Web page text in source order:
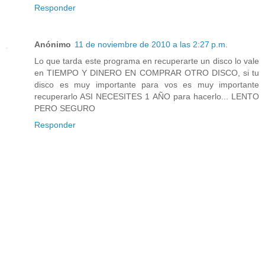
Responder
Anónimo 11 de noviembre de 2010 a las 2:27 p.m.
Lo que tarda este programa en recuperarte un disco lo vale
en TIEMPO Y DINERO EN COMPRAR OTRO DISCO, si tu
disco es muy importante para vos es muy importante
recuperarlo ASI NECESITES 1 AÑO para hacerlo... LENTO
PERO SEGURO
Responder